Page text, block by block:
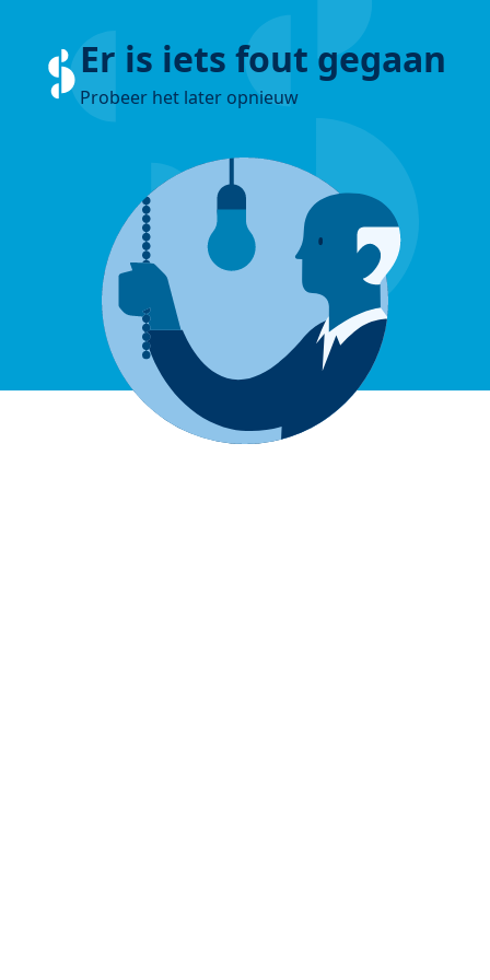
Er is iets fout gegaan
Probeer het later opnieuw